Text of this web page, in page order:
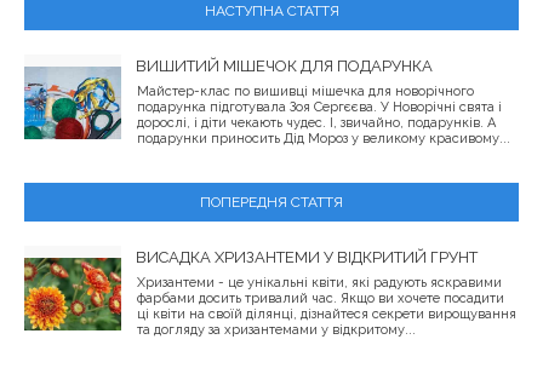
НАСТУПНА СТАТТЯ
ВИШИТИЙ МІШЕЧОК ДЛЯ ПОДАРУНКА
Майстер-клас по вишивці мішечка для новорічного
подарунка підготувала Зоя Сергєєва. У Новорічні свята і
дорослі, і діти чекають чудес. І, звичайно, подарунків. А
подарунки приносить Дід Мороз у великому красивому...
ПОПЕРЕДНЯ СТАТТЯ
ВИСАДКА ХРИЗАНТЕМИ У ВІДКРИТИЙ ГРУНТ
Хризантеми - це унікальні квіти, які радують яскравими
фарбами досить тривалий час. Якщо ви хочете посадити
ці квіти на своїй ділянці, дізнайтеся секрети вирощування
та догляду за хризантемами у відкритому...